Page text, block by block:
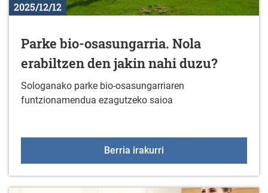
2025/12/12
Parke bio-osasungarria. Nola
erabiltzen den jakin nahi duzu?
Sologanako parke bio-osasungarriaren
funtzionamendua ezagutzeko saioa
Berria irakurri